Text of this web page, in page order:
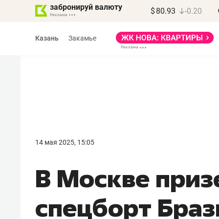
забронируй валюту $ 80.93 -0.20
Казань Закамье
14 мая 2025, 15:05
В Москве
спецборт
девелопера – найти
правильный продукт»
Девелопер из топ-10*
Башкортостана входит в Татарстан